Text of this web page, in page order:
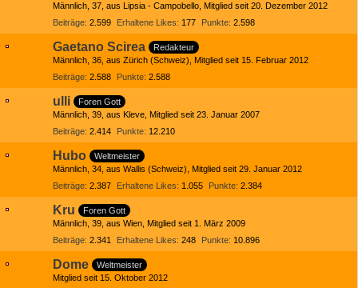
Männlich 37 aus Lipsia - Campobello Mitglied seit 20. Dezember 2012
Beiträge 2.599 Erhaltene Likes 177 Punkte 2.598
Gaetano Scirea
Redakteur
Männlich 36 aus Zürich (Schweiz) Mitglied seit 15. Februar 2012
Beiträge 2.588 Punkte 2.588
ulli
Foren Gott
Männlich 39 aus Kleve Mitglied seit 23. Januar 2007
Beiträge 2.414 Punkte 12.210
Hubo
Weltmeister
Männlich 34 aus Wallis (Schweiz) Mitglied seit 29. Januar 2012
Beiträge 2.387 Erhaltene Likes 1.055 Punkte 2.384
Kru
Foren Gott
Männlich 39 aus Wien Mitglied seit 1. März 2009
Beiträge 2.341 Erhaltene Likes 248 Punkte 10.896
Dome
Weltmeister
Mitglied seit 15. Oktober 2012